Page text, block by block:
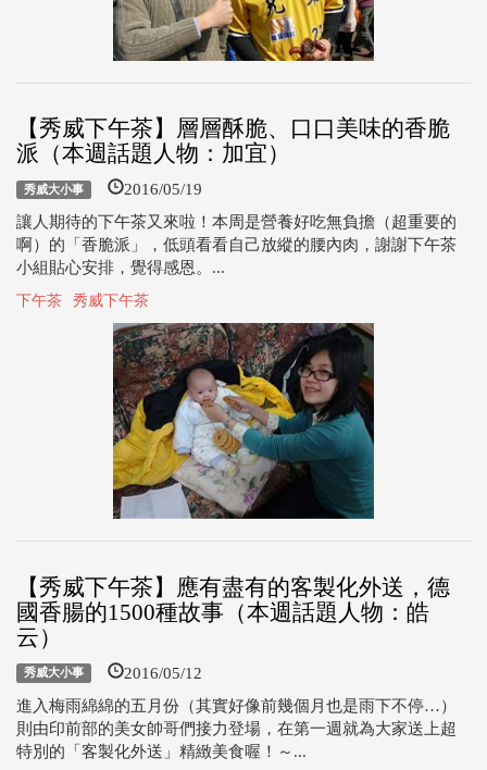
【秀威下午茶】層層酥脆、口口美味的香脆
派（本週話題人物：加宜）
秀威大小事 2016/05/19
讓人期待的下午茶又來啦！本周是營養好吃無負擔（超重要的
啊）的「香脆派」，低頭看看自己放縱的腰內肉，謝謝下午茶
小組貼心安排，覺得感恩。...
下午茶 秀威下午茶
【秀威下午茶】應有盡有的客製化外送，德
國香腸的1500種故事（本週話題人物：皓
云）
秀威大小事 2016/05/12
進入梅雨綿綿的五月份（其實好像前幾個月也是雨下不停…）
則由印前部的美女帥哥們接力登場，在第一週就為大家送上超
特別的「客製化外送」精緻美食喔！～...